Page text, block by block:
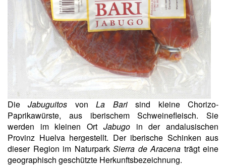
DieJabuguitos vonLa Barisind kleine Chorizo-
Paprikawürste, aus iberischem Schweinefleisch. Sie
werden im kleinen Ort Jabugoin der andalusischen
Provinz Huelva hergestellt. Der iberische Schinken aus
dieser Region im Naturpark Sierra de Aracena trägt eine
geographisch geschützte Herkunftsbezeichnung.